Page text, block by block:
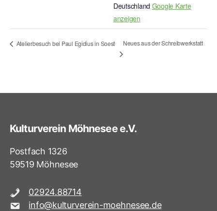
Deutschland Google Karte
anzeigen
Atelierbesuch bei Paul Egidius in Soest Neues aus der Schreibwerkstatt
Kulturverein Möhnesee e.V.
Postfach 1326
59519 Möhnesee
02924.88714
info@kulturverein-moehnesee.de